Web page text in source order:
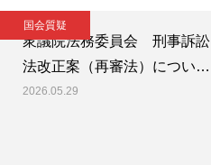
国会質疑
衆議院法務委員会 刑事訴訟
法改正案（再審法）につい…
2026.05.29